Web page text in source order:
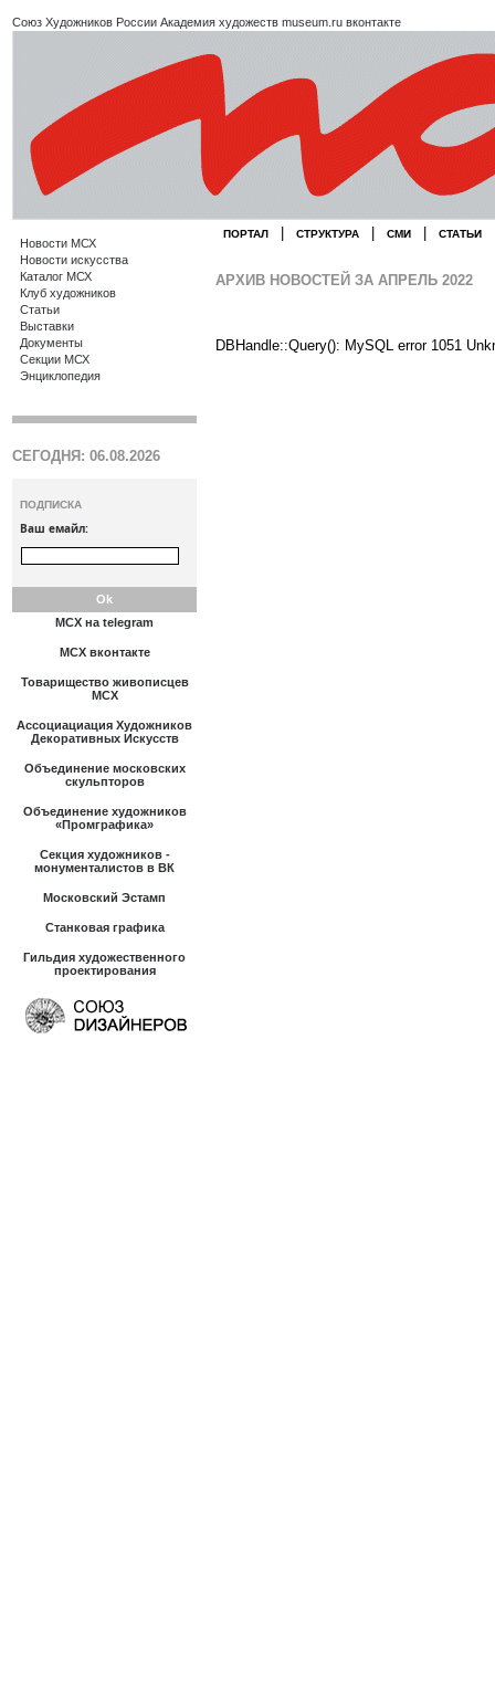
Союз Художников России Академия художеств museum.ru вконтакте
Новости МСХ
Новости искусства
Каталог МСХ
Клуб художников
Статьи
Выставки
Документы
Секции МСХ
Энциклопедия
СЕГОДНЯ: 06.08.2026
ПОДПИСКА
Ваш емайл:
МСХ на telegram
МСХ вконтакте
Товарищество живописцев
МСХ
Ассоциациация Художников
Декоративных Искусств
Объединение московских
скульпторов
Объединение художников
«Промграфика»
Секция художников -
монументалистов в ВК
Московский Эстамп
Станковая графика
Гильдия художественного
проектирования
ПОРТАЛ СТРУКТУРА СМИ СТАТЬИ
АРХИВ НОВОСТЕЙ ЗА АПРЕЛЬ 2022
DBHandle::Query(): MySQL error 1051